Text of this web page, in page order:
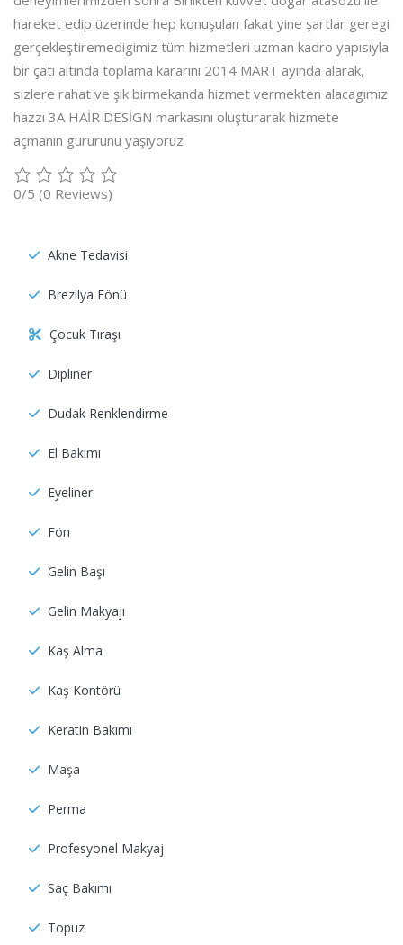
hareket edip üzerinde hep konuşulan fakat yine şartlar geregi
gerçekleştiremedigimiz tüm hizmetleri uzman kadro yapısıyla
bir çatı altında toplama kararını 2014 MART ayında alarak,
sizlere rahat ve şık birmekanda hizmet vermekten alacagımız
hazzı 3A HAİR DESİGN markasını oluşturarak hizmete
açmanın gururunu yaşıyoruz
0/5 (0 Reviews)
Akne Tedavisi
Brezilya Fönü
Çocuk Tıraşı
Dipliner
Dudak Renklendirme
El Bakımı
Eyeliner
Fön
Gelin Başı
Gelin Makyajı
Kaş Alma
Kaş Kontörü
Keratin Bakımı
Maşa
Perma
Profesyonel Makyaj
Saç Bakımı
Topuz